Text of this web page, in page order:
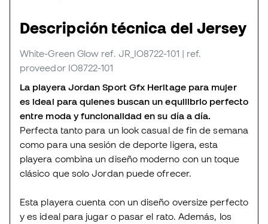
Descripción técnica del Jersey
White-Green Glow ref. JR_IO8722-101 | ref.
proveedor IO8722-101
La playera Jordan Sport Gfx Heritage para mujer
es ideal para quienes buscan un equilibrio perfecto
entre moda y funcionalidad en su día a día.
Perfecta tanto para un look casual de fin de semana
como para una sesión de deporte ligera, esta
playera combina un diseño moderno con un toque
clásico que solo Jordan puede ofrecer.
Esta playera cuenta con un diseño oversize perfecto
y es ideal para jugar o pasar el rato. Además, los